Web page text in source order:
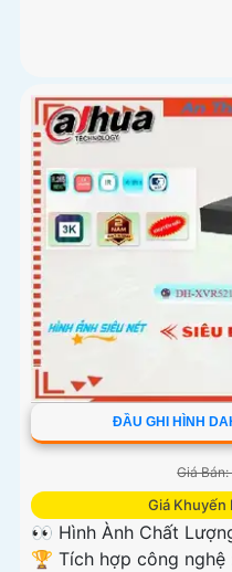
ĐẦU GHI HÌNH
Giá
Giá Khuyến
👀 Hình Ành Chất
🏆 Tích hợp công nghệ